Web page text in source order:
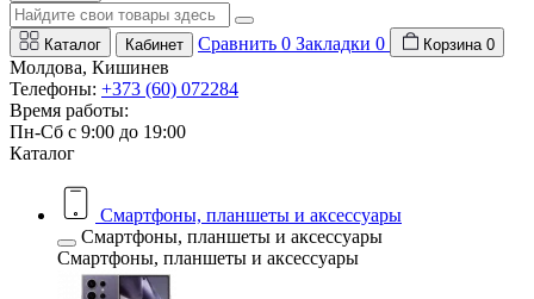
Каталог Кабинет Сравнить 0 Закладки 0 Корзина 0
Молдова, Кишинев
Телефоны: +373 (60) 072284
Время работы:
Пн-Сб с 9:00 до 19:00
Каталог
Смартфоны, планшеты и аксессуары
Смартфоны, планшеты и аксессуары
Смартфоны, планшеты и аксессуары